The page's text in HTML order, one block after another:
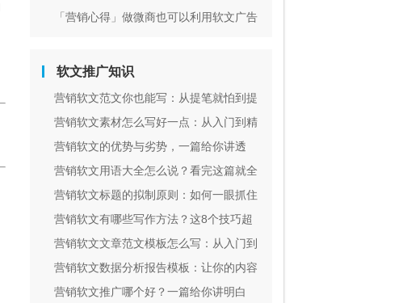
「营销心得」做微商也可以利用软文广告
软文推广知识
营销软文范文你也能写：从提笔就怕到提
笔就赚
营销软文素材怎么写好一点：从入门到精
通
营销软文的优势与劣势，一篇给你讲透
营销软文用语大全怎么说？看完这篇就全
懂了
营销软文标题的拟制原则：如何一眼抓住
人心
营销软文有哪些写作方法？这8个技巧超
实用
营销软文文章范文模板怎么写：从入门到
精通
营销软文数据分析报告模板：让你的内容
效果一目了然
营销软文推广哪个好？一篇给你讲明白